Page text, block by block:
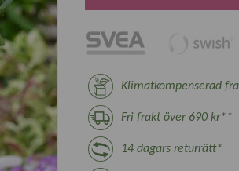
Klimatkompenserad
Fri frakt över 690 kr**
14 dagars returrätt*